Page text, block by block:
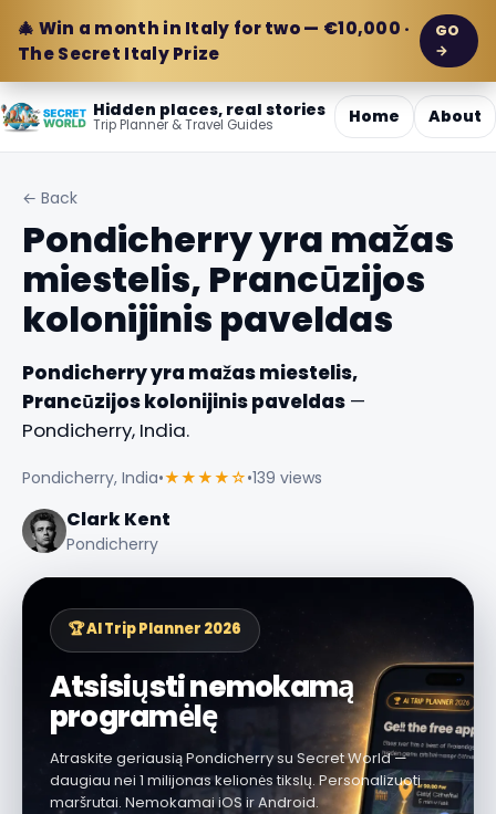
🎄 Win a month in Italy for two — €10,000 ·
The Secret Italy Prize
GO
→
Hidden places, real stories
Trip Planner & Travel Guides Home About
← Back
Pondicherry yra mažas
miestelis, Prancūzijos
kolonijinis paveldas
Pondicherry yra mažas miestelis,
Prancūzijos kolonijinis paveldas —
Pondicherry, India.
Pondicherry, India•★★★★☆•139 views
Clark Kent
Pondicherry
🏆 AI Trip Planner 2026
Atsisiųsti nemokamą
programėlę
Atraskite geriausią Pondicherry su Secret World —
daugiau nei 1 milijonas kelionės tikslų. Personalizuoti
maršrutai. Nemokamai iOS ir Android.